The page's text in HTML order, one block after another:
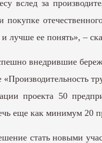
вслед за
лучше ее понять», –
внедрившие
проекта 50
еще как минимум 20
стать новыми